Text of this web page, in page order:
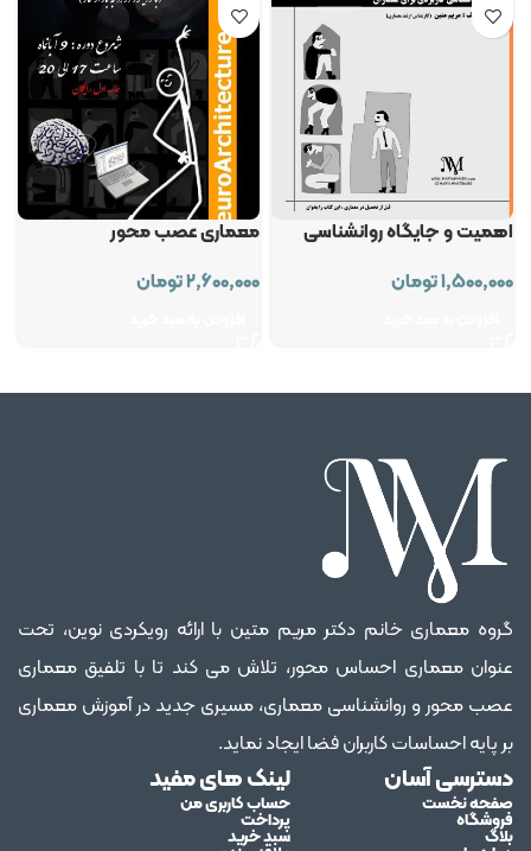
اهمیت و جایگاه روانشناسی
۱,۵۰۰,۰۰۰تومان
معماری عصب محور
۲,۶۰۰,۰۰۰تومان
گروه معماری خانم دکتر مریم متین با ارائه رویکردی نوین، تحت
عنوان معماری احساس محور، تلاش می کند تا با تلفیق معماری
عصب محور و روانشناسی معماری، مسیری جدید در آموزش معماری
بر پایه احساسات کاربران فضا ایجاد نماید.
دسترسی آسان
صفحه نخست
فروشگاه
بلاگ
لینک های مفید
حساب کاربری من
پرداخت
سبد خرید